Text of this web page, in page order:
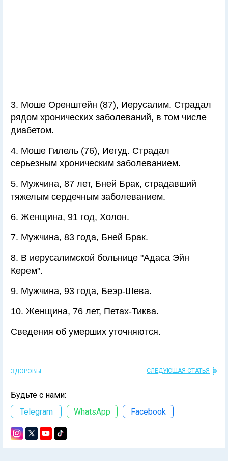
3. Моше Оренштейн (87), Иерусалим. Страдал
рядом хронических заболеваний, в том числе
диабетом.
4. Моше Гилель (76), Иегуд. Страдал
серьезным хроническим заболеванием.
5. Мужчина, 87 лет, Бней Брак, страдавший
тяжелым сердечным заболеванием.
6. Женщина, 91 год, Холон.
7. Мужчина, 83 года, Бней Брак.
8. В иерусалимской больнице "Адаса Эйн
Керем".
9. Мужчина, 93 года, Беэр-Шева.
10. Женщина, 76 лет, Петах-Тиква.
Сведения об умерших уточняются.
ЗДОРОВЬЕ СЛЕДУЮЩАЯ СТАТЬЯ
Будьте с нами:
Telegram
WhatsApp Facebook